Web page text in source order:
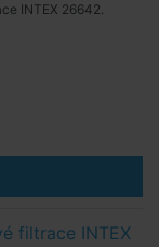
INTEX 26642.
filtrace INTEX